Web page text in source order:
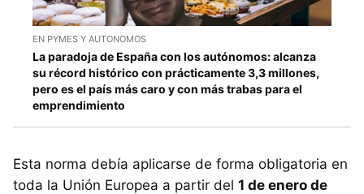
EN PYMES Y AUTONOMOS
La paradoja de España con los autónomos: alcanza
su récord histórico con prácticamente 3,3 millones,
pero es el país más caro y con más trabas para el
emprendimiento
Esta norma debía aplicarse de forma obligatoria en
toda la Unión Europea a partir del 1 de enero de